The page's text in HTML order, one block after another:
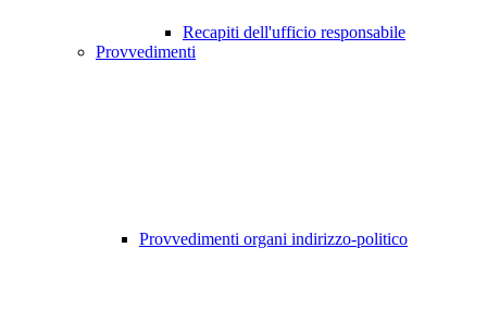
Recapiti dell'ufficio responsabile
Provvedimenti
Provvedimenti organi indirizzo-politico